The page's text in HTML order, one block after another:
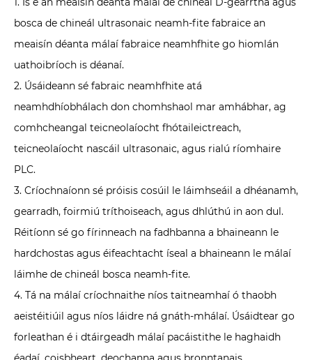
bosca de chineál ultrasonaic neamh-fite fabraice an
meaisín déanta málaí fabraice neamhfhite go hiomlán
uathoibríoch is déanaí.
2. Úsáideann sé fabraic neamhfhite atá
neamhdhíobhálach don chomhshaol mar amhábhar, ag
comhcheangal teicneolaíocht fhótaileictreach,
teicneolaíocht nascáil ultrasonaic, agus rialú ríomhaire
PLC.
3. Críochnaíonn sé próisis cosúil le láimhseáil a dhéanamh,
gearradh, foirmiú tríthoiseach, agus dhlúthú in aon dul.
Réitíonn sé go fírinneach na fadhbanna a bhaineann le
hardchostas agus éifeachtacht íseal a bhaineann le málaí
láimhe de chineál bosca neamh-fite.
4. Tá na málaí críochnaithe níos taitneamhaí ó thaobh
aeistéitiúil agus níos láidre ná gnáth-mhálaí. Úsáidtear go
forleathan é i dtáirgeadh málaí pacáistithe le haghaidh